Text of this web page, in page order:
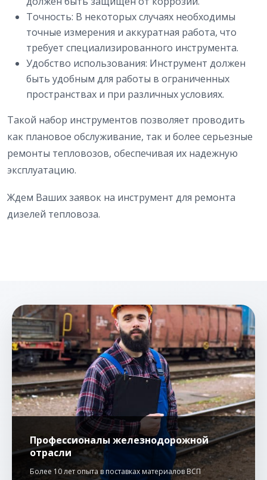
Точность: В некоторых случаях необходимы
точные измерения и аккуратная работа, что
требует специализированного инструмента.
Удобство использования: Инструмент должен
быть удобным для работы в ограниченных
пространствах и при различных условиях.
Такой набор инструментов позволяет проводить
как плановое обслуживание, так и более серьезные
ремонты тепловозов, обеспечивая их надежную
эксплуатацию.
Ждем Ваших заявок на инструмент для ремонта
дизелей тепловоза.
Профессионалы железнодорожной
отрасли
Более 10 лет опыта в поставках материалов ВСП